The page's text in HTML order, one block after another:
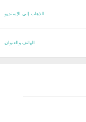
الذهاب إلى الإستديو
الهاتف والعنوان